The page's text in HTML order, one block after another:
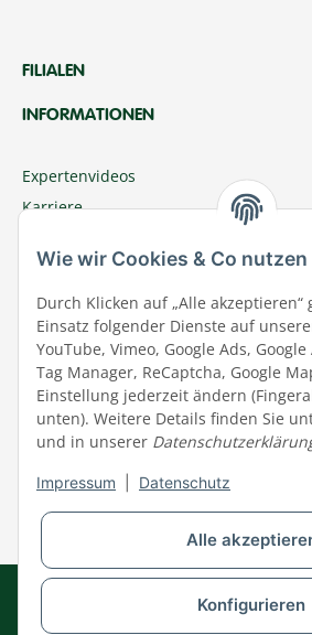
FILIALEN
INFORMATIONEN
Expertenvideos
Karriere
Zu Megazoo Shop wechseln
Sommeraktion
Terminal
Tierwohl
Datenschutz
Wir über uns
Aktuelles
Impressum
Widerrufsrecht
AGB
Wie wir Cookies & Co nutzen
Durch Klicken auf „Alle akzeptieren“
Einsatz folgender Dienste auf
YouTube, Vimeo, Google Ads,
Tag Manager, ReCaptcha, Google
Einstellung jederzeit ändern
unten). Weitere Details finden Sie
und in unserer
Impressum Datenschutz
Alle
Konfigurieren